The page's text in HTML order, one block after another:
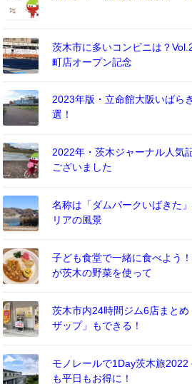
茨木市に多いコンビニは？
町店オープン記念
2023年版・立命館大阪いばら
選！
2022年・茨木ジャーナル人気
ございました
名称は「ダムパークいばきた
リアの風景
子ども食堂で一緒に食べよう
が茨木の野菜を使って
茨木市内24時間ジム6店まと
ザップ」もできる！
モノレールで1Day茨木旅
も平日もお得に！